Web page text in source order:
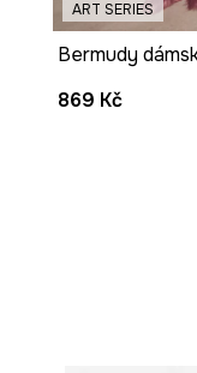
ART SERIES
869 Kč